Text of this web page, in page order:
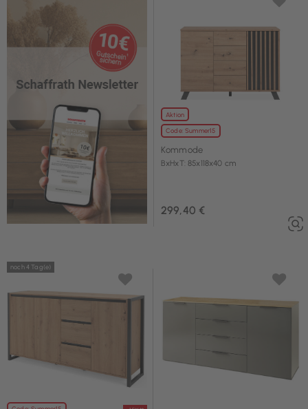
Aktion
Code: Summer15
Kommode
BxHxT: 85x118x40 cm
299,40 €
noch 4 Tag(e)